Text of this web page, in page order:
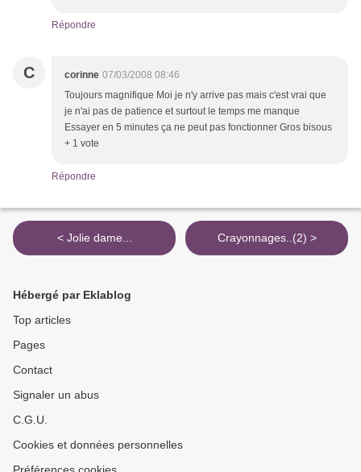
Répondre
C corinne 07/03/2008 08:46
Toujours magnifique Moi je n'y arrive pas mais c'est vrai que
je n'ai pas de patience et surtout le temps me manque
Essayer en 5 minutes ça ne peut pas fonctionner Gros bisous
+ 1 vote
Répondre
< Jolie dame... Crayonnages..(2) >
Hébergé par Eklablog
Top articles
Pages
Contact
Signaler un abus
C.G.U.
Cookies et données personnelles